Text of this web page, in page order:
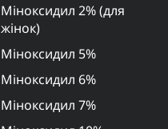
Міноксидил 2% (для
жінок)
Міноксидил 5%
Міноксидил 6%
Міноксидил 7%